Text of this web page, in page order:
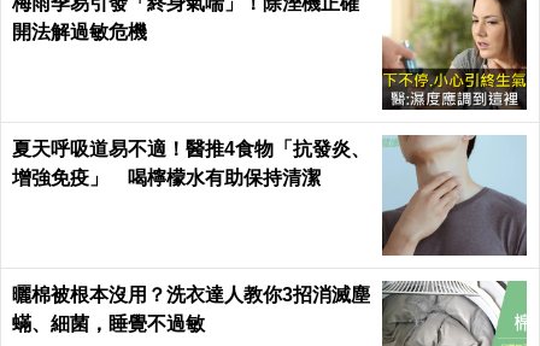
開法解過敏危機
夏天呼吸道易不適！醫推4食物「抗發炎、
增強免疫」 喝檸檬水有助保持清潔
曬棉被根本沒用？洗衣達人教你3招消滅塵
蟎、細菌，睡覺不過敏